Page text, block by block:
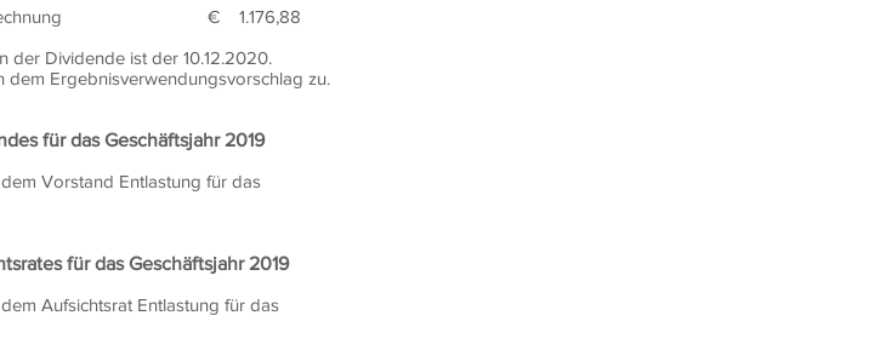
€ 1.176,88
ist der 10.12.2020.
zu.
Geschäftsjahr 2019
Entlastung für das
das Geschäftsjahr 2019
Entlastung für das